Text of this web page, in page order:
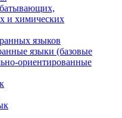
и химических
языков
языки (базовые
ориентированные